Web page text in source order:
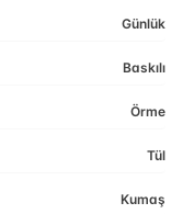
Günlük
Baskılı
Örme
Tül
Kumaş